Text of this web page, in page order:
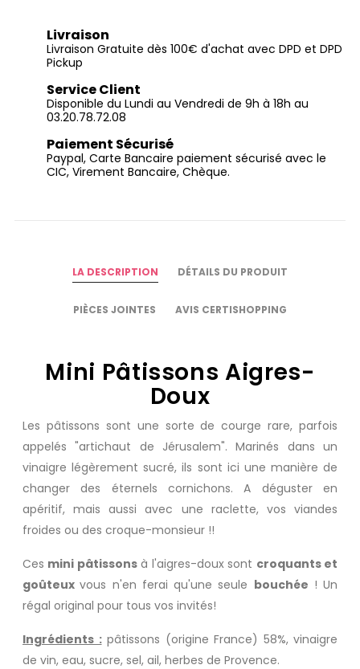
Livraison
Livraison Gratuite dès 100€ d'achat avec DPD et DPD
Pickup
Service Client
Disponible du Lundi au Vendredi de 9h à 18h au
03.20.78.72.08
Paiement Sécurisé
Paypal, Carte Bancaire paiement sécurisé avec le
CIC, Virement Bancaire, Chèque.
LA DESCRIPTION DÉTAILS DU PRODUIT
PIÈCES JOINTES AVIS CERTISHOPPING
Mini Pâtissons Aigres-
Doux
Les pâtissons sont une sorte de courge rare, parfois
appelés "artichaut de Jérusalem". Marinés dans un
vinaigre légèrement sucré, ils sont ici une manière de
changer des éternels cornichons. A déguster en
apéritif, mais aussi avec une raclette, vos viandes
froides ou des croque-monsieur !!
Ces mini pâtissonsà l'aigres-doux sont croquants et
goûteuxvous n'en ferai qu'une seule bouchée ! Un
régal original pour tous vos invités!
Ingrédients :pâtissons (origine France) 58%, vinaigre
de vin, eau, sucre, sel, ail, herbes de Provence.